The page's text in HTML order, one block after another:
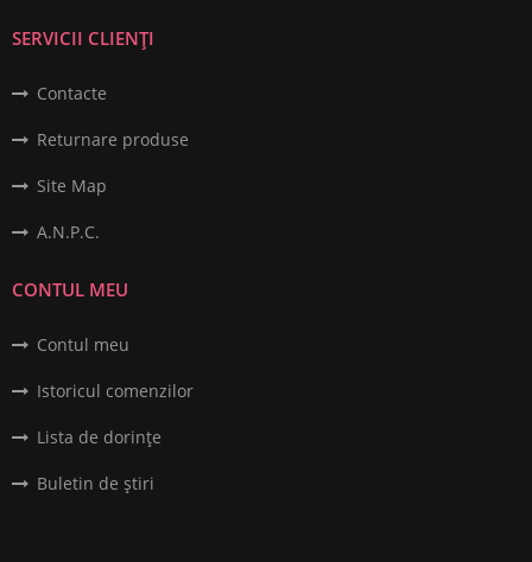
SERVICII CLIENȚI
Contacte
Returnare produse
Site Map
A.N.P.C.
CONTUL MEU
Contul meu
Istoricul comenzilor
Lista de dorințe
Buletin de știri